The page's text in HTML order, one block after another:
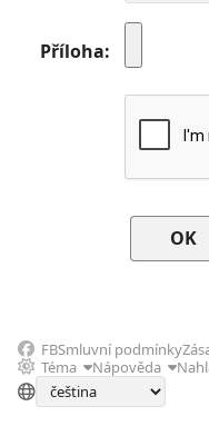
Příloha
FBSmluvní podmínky
Téma
Nápověda